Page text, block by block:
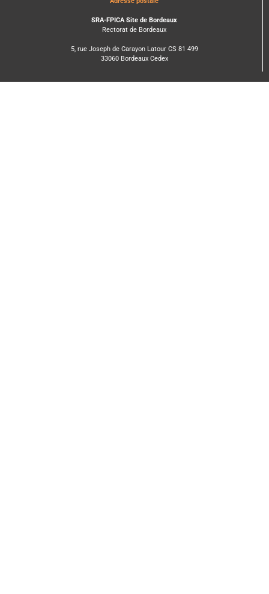
SRA-FPICA Site de Bordeaux
Rectorat de Bordeaux
5, rue Joseph de Carayon Latour CS 81 499
33060 Bordeaux Cedex